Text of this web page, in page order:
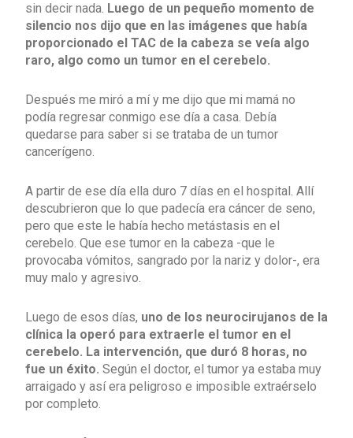
sin decir nada. Luego de un pequeño momento de
silencio nos dijo que en las imágenes que había
proporcionado el TAC de la cabeza se veía algo
raro, algo como un tumor en el cerebelo.
Después me miró a mí y me dijo que mi mamá no
podía regresar conmigo ese día a casa. Debía
quedarse para saber si se trataba de un tumor
cancerígeno.
A partir de ese día ella duro 7 días en el hospital. Allí
descubrieron que lo que padecía era cáncer de seno,
pero que este le había hecho metástasis en el
cerebelo. Que ese tumor en la cabeza -que le
provocaba vómitos, sangrado por la nariz y dolor-, era
muy malo y agresivo.
Luego de esos días, uno de los neurocirujanos de la
clínica la operó para extraerle el tumor en el
cerebelo. La intervención, que duró 8 horas, no
fue un éxito. Según el doctor, el tumor ya estaba muy
arraigado y así era peligroso e imposible extraérselo
por completo.